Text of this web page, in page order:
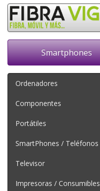
Smartphones
Ordenadores
Componentes
Portátiles
SmartPhones / Teléfonos
Televisor
Impresoras / Consumibles